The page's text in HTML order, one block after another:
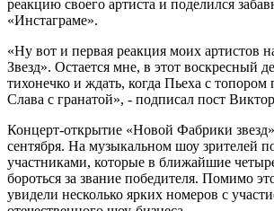
реакцию своего артиста и поделился
«Инстаграме».
«Ну вот и первая реакция моих артистов
Звезд». Остается мне, в этот воскресный
тихонечко и ждать, когда Пьеха с
Слава с гранатой», - подписал пост
Концерт-открытие «Новой Фабрики звезд»
сентября. На музыкальном шоу зрителей
участниками, которые в ближайшие
бороться за звание победителя. Помимо
увидели несколько ярких номеров с